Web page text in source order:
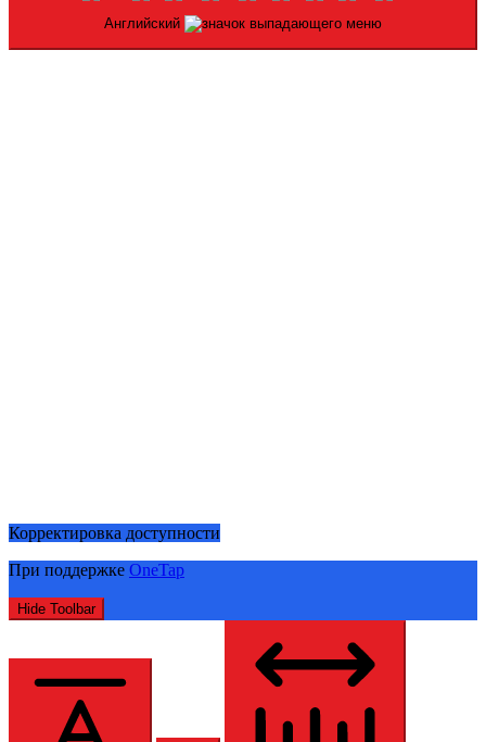
Английский
Корректировка доступности
При поддержке OneTap
Hide Toolbar